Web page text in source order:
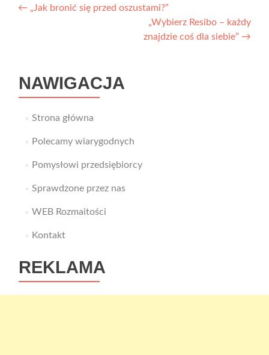
Nawigacja
← „Jak bronić się przed oszustami?”
„Wybierz Resibo – każdy
znajdzie coś dla siebie” →
NAWIGACJA
Strona główna
Polecamy wiarygodnych
Pomysłowi przedsiębiorcy
Sprawdzone przez nas
WEB Rozmaitości
Kontakt
REKLAMA